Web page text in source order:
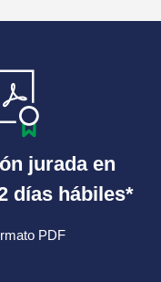
jurada en
días hábiles*
PDF